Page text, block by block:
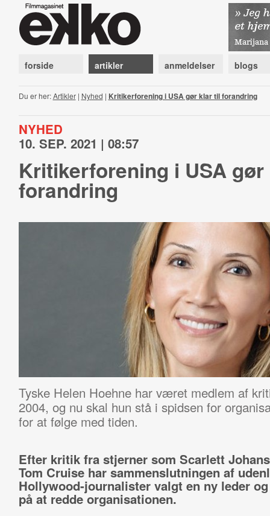
forside artikler anmeldelser blogs
Du er her:Artikler| Nyhed | Kritikerforening i USA gør klar til forandring
NYHED
10. SEP. 2021 | 08:57
Kritikerforening i USA
forandring
Tyske Helen Hoehne har været medlem af
2004, og nu skal hun stå i spidsen for
for at følge med tiden.
Efter kritik fra stjerner som Scarlett
Tom Cruise har sammenslutningen af
Hollywood-journalister valgt en ny leder
på at redde organisationen.